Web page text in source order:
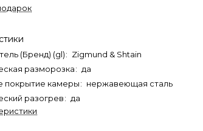
(Бренд) (gl): Zigmund & Shtain
разморозка: да
покрытие камеры: нержавеющая сталь
разогрев: да